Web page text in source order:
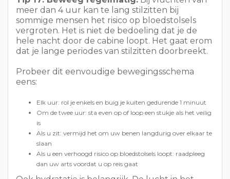
Elk uur: rol je enkels en buig je kuiten gedurende 1 minuut
Om de twee uur: sta even op of loop een stukje als het veilig
is
Als u zit: vermijd het om uw benen langdurig over elkaar te
slaan
Als u een verhoogd risico op bloedstolsels loopt: raadpleeg
dan uw arts voordat u op reis gaat
vliegtuig is droog, en daarom voelen je mond,
huid en ogen tijdens lange vluchten vaak niet
prettig aan. Een eenvoudig drinkplan helpt:
ml om de 2 uur × 8 uur = ongeveer 1 liter. Je
hoeft je niet blind te staren op exacte getallen,
maar regelmatig kleine slokjes nemen helpt